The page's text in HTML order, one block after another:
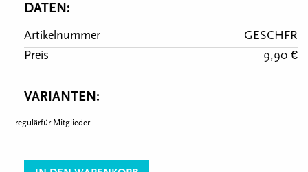
DATEN:
Artikelnummer
GESCHFR
Preis
9,90 €
VARIANTEN:
regulärfür Mitglieder